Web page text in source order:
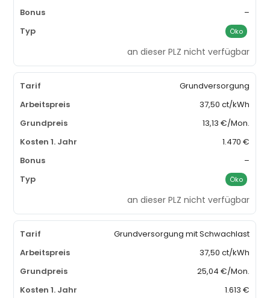
–
Öko
an dieser PLZ nicht verfügbar
Grundversorgung
37,50 ct/kWh
13,13 €/Mon.
1.470 €
–
Öko
an dieser PLZ nicht verfügbar
Grundversorgung mit Schwachlast
37,50 ct/kWh
25,04 €/Mon.
1.613 €